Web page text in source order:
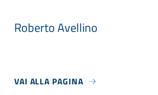
Roberto Avellino
VAI ALLA PAGINA